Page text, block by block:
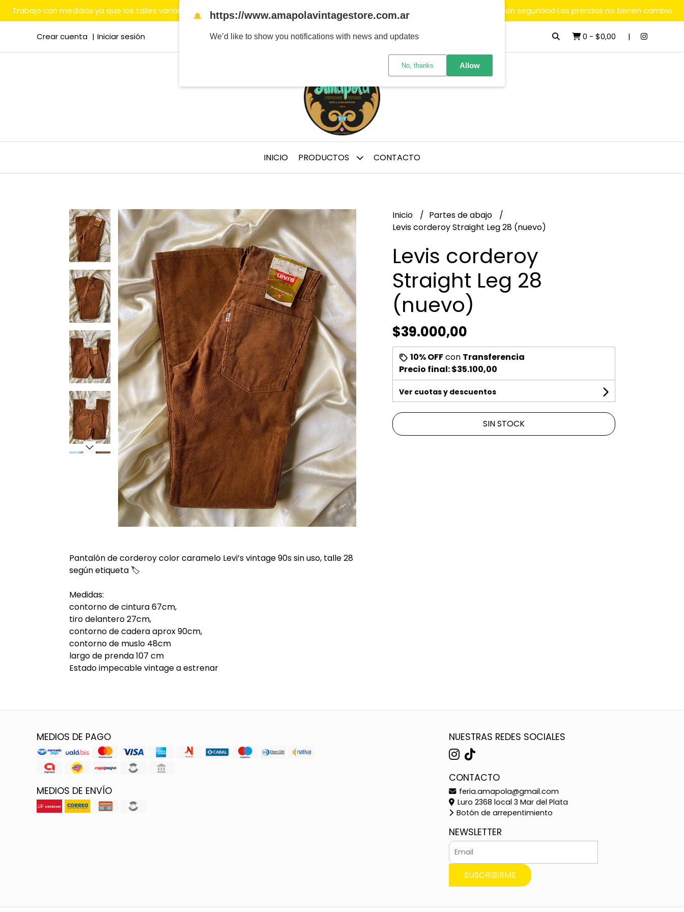
Trabajo con medidas ya que los talles varían mucho entre marcas y/ épocas de confección, te aconsejo medirte para comprar con seguridad Las prendas no tienen cambio
Crear cuenta Iniciar sesión 0 - $0,00
INICIO PRODUCTOS CONTACTO
Pantalón de corderoy color caramelo Levi’s vintage 90s sin uso, talle 28
según etiqueta 🏷️
Medidas:
contorno de cintura 67cm,
tiro delantero 27cm,
contorno de cadera aprox 90cm,
contorno de muslo 48cm
largo de prenda 107 cm
Estado impecable vintage a estrenar
Inicio
Partes de abajo
Levis corderoy Straight Leg 28 (nuevo)
Levis corderoy
Straight Leg 28
(nuevo)
$39.000,00
10% OFFcon Transferencia
Precio final:$35.100,00
Ver cuotas y descuentos
SIN STOCK
MEDIOS DE PAGO
MEDIOS DE ENVÍO
NUESTRAS REDES SOCIALES
CONTACTO
feria.amapola@gmail.com
Luro 2368 local 3 Mar del Plata
Botón de arrepentimiento
NEWSLETTER
SUSCRIBIRME
🔔 https://www.amapolavintagestore.com.ar
We’d like to show you notifications with news and updates
No, thanks Allow